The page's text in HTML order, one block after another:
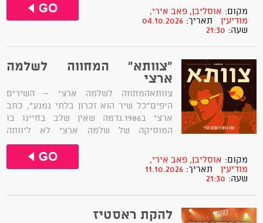
רוק&רול אותנטי ומיוחד בליווי 3 נגנים:​יוסי
כהן – תופים​איב גלולה –...
מקום: אוסליבן, פאב אירי,
מודיעין
תאריך: 04.10.2026
שעה: 21:30
"צוותא" המחווה לשלמה
ארצי
צוותאהמחווה לשלמה ארצי – השירים
היפים"כל שיר הוא זכרון בלתי נמנע", כתב
ארצי ב1986.נדמה שאין שלב בחיינו בו
המוסיקה של שלמה ארצי לא ליוותה
אותנו.הרוקר המחוספס עם חולצת הטי שירט
השחורה והג'ינס נגע בכולנו לאורך
הדרך.דווקא בתקופה המשוגעת בה אנו חיים,
מקום: אוסליבן, פאב אירי,
מודיעין
תאריך: 11.10.2026
שעה: 21:30
להקת ראסטיז